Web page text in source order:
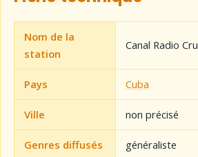
Nom de la
station
Canal Radio
Pays Cuba
Ville non précisé
Genres diffusés généraliste